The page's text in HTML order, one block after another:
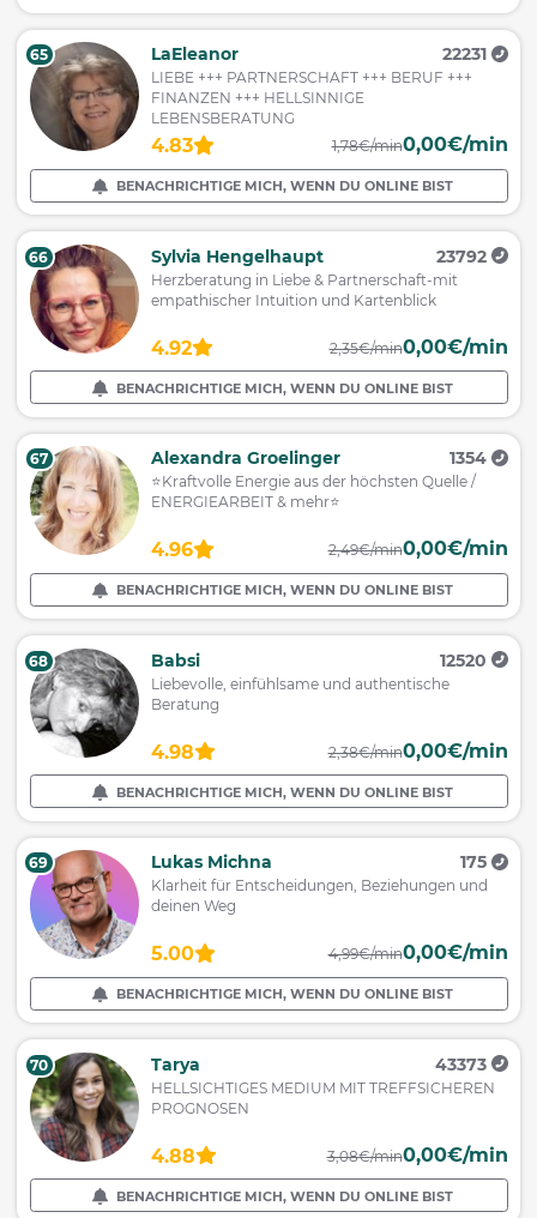
65 LaEleanor 22231
LIEBE +++ PARTNERSCHAFT +++ BERUF +++
FINANZEN +++ HELLSINNIGE
LEBENSBERATUNG
4.83 1,78€/min0,00€/min
BENACHRICHTIGE MICH, WENN DU ONLINE BIST
66 Sylvia Hengelhaupt 23792
Herzberatung in Liebe & Partnerschaft-mit
empathischer Intuition und Kartenblick
4.92 2,35€/min0,00€/min
BENACHRICHTIGE MICH, WENN DU ONLINE BIST
67 Alexandra Groelinger 1354
⭐️Kraftvolle Energie aus der höchsten Quelle /
ENERGIEARBEIT & mehr⭐️
4.96 2,49€/min0,00€/min
BENACHRICHTIGE MICH, WENN DU ONLINE BIST
68 Babsi 12520
Liebevolle, einfühlsame und authentische
Beratung
4.98 2,38€/min0,00€/min
BENACHRICHTIGE MICH, WENN DU ONLINE BIST
69 Lukas Michna 175
Klarheit für Entscheidungen, Beziehungen und
deinen Weg
5.00 4,99€/min0,00€/min
BENACHRICHTIGE MICH, WENN DU ONLINE BIST
70 Tarya 43373
HELLSICHTIGES MEDIUM MIT TREFFSICHEREN
PROGNOSEN
4.88 3,08€/min0,00€/min
BENACHRICHTIGE MICH, WENN DU ONLINE BIST